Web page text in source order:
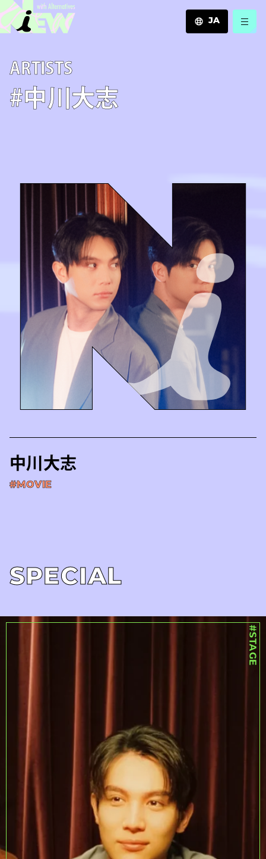
JA
A­R­T­I­S­T­S
#中川大志
中川大志
#MOVIE
SPECIAL
#STAGE